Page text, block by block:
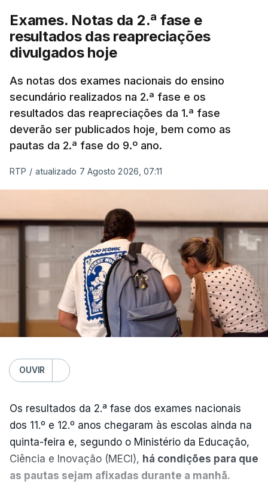
Exames. Notas da 2.ª fase e
resultados das reapreciações
divulgados hoje
As notas dos exames nacionais do ensino
secundário realizados na 2.ª fase e os
resultados das reapreciações da 1.ª fase
deverão ser publicados hoje, bem como as
pautas da 2.ª fase do 9.º ano.
RTP / atualizado 7 Agosto 2026, 07:11
OUVIR
Os resultados da 2.ª fase dos exames nacionais
dos 11.º e 12.º anos chegaram às escolas ainda na
quinta-feira e, segundo o Ministério da Educação,
Ciência e Inovação (MECI), há condições para que
as pautas sejam afixadas durante a manhã.